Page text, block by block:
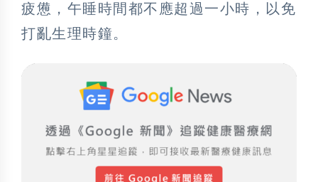
疲憊，午睡時間都不應超過一小時，以免
打亂生理時鐘。